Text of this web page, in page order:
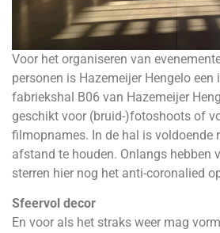
Voor het organiseren van
personen is Hazemeijer Hengelo een
fabriekshal B06 van Hazemeijer
geschikt voor (bruid-)fotoshoots of
filmopnames. In de hal is voldoende
afstand te houden. Onlangs hebben
sterren hier nog het anti-coronalied
Sfeervol decor
En voor als het straks weer mag